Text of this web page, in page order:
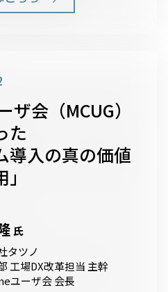
会（MCUG）
た
導入の真の価値
氏
タツノ
工場DX改革担当 主幹
ユーザ会 会長